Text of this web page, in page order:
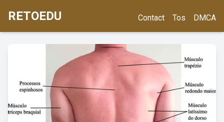
RETOEDU Contact Tos DMCA